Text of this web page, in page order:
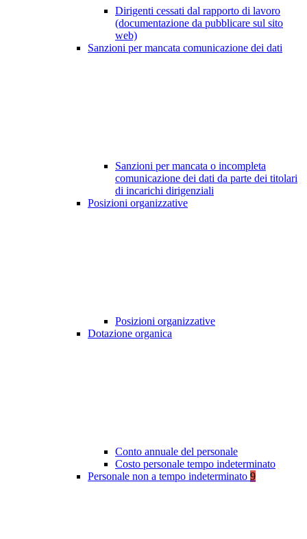
Dirigenti cessati dal rapporto di lavoro
(documentazione da pubblicare sul sito
web)
Sanzioni per mancata comunicazione dei dati
Sanzioni per mancata o incompleta
comunicazione dei dati da parte dei titolari
di incarichi dirigenziali
Posizioni organizzative
Posizioni organizzative
Dotazione organica
Conto annuale del personale
Costo personale tempo indeterminato
Personale non a tempo indeterminato 9